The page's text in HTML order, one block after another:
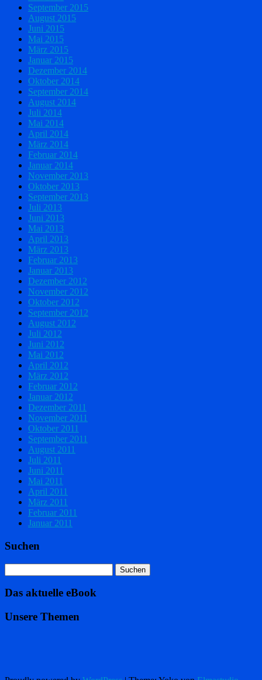
September 2015
August 2015
Juni 2015
Mai 2015
März 2015
Januar 2015
Dezember 2014
Oktober 2014
September 2014
August 2014
Juli 2014
Mai 2014
April 2014
März 2014
Februar 2014
Januar 2014
November 2013
Oktober 2013
September 2013
Juli 2013
Juni 2013
Mai 2013
April 2013
März 2013
Februar 2013
Januar 2013
Dezember 2012
November 2012
Oktober 2012
September 2012
August 2012
Juli 2012
Juni 2012
Mai 2012
April 2012
März 2012
Februar 2012
Januar 2012
Dezember 2011
November 2011
Oktober 2011
September 2011
August 2011
Juli 2011
Juni 2011
Mai 2011
April 2011
März 2011
Februar 2011
Januar 2011
Suchen
Das aktuelle eBook
Unsere Themen